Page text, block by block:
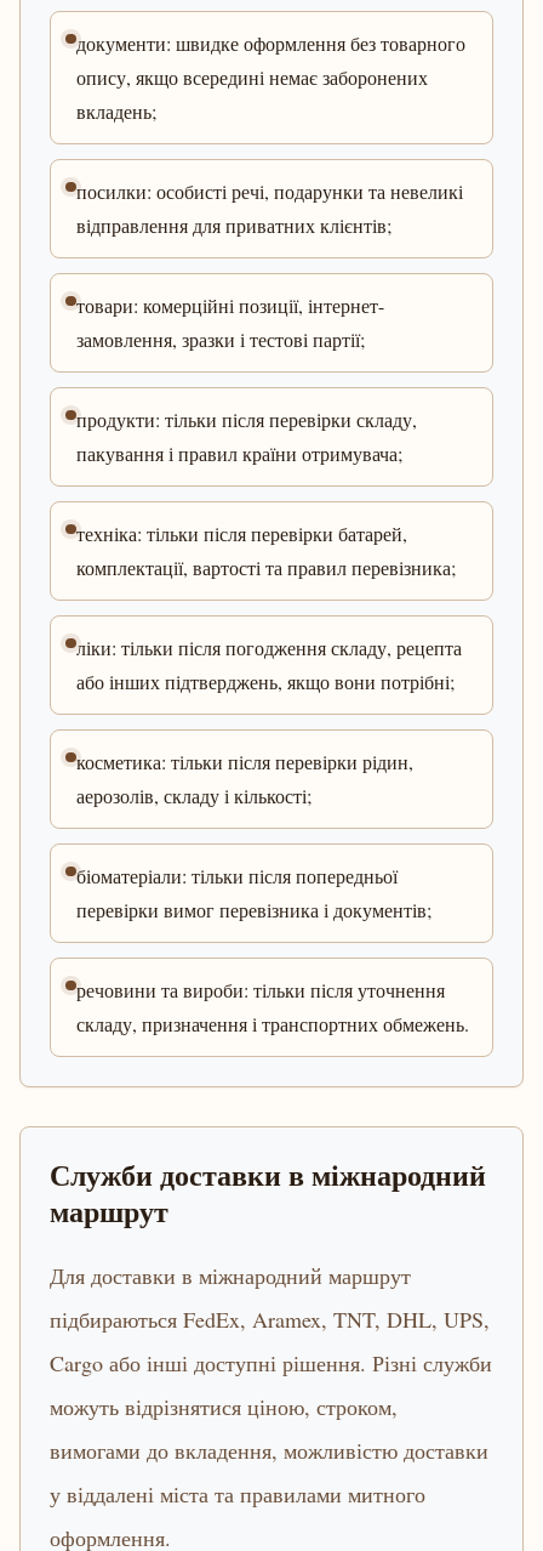
документи: швидке оформлення без товарного
опису, якщо всередині немає заборонених
вкладень;
посилки: особисті речі, подарунки та невеликі
відправлення для приватних клієнтів;
товари: комерційні позиції, інтернет-
замовлення, зразки і тестові партії;
продукти: тільки після перевірки складу,
пакування і правил країни отримувача;
техніка: тільки після перевірки батарей,
комплектації, вартості та правил перевізника;
ліки: тільки після погодження складу, рецепта
або інших підтверджень, якщо вони потрібні;
косметика: тільки після перевірки рідин,
аерозолів, складу і кількості;
біоматеріали: тільки після попередньої
перевірки вимог перевізника і документів;
речовини та вироби: тільки після уточнення
складу, призначення і транспортних обмежень.
Служби доставки в міжнародний
маршрут
Для доставки в міжнародний маршрут
підбираються FedEx, Aramex, TNT, DHL, UPS,
Cargo або інші доступні рішення. Різні служби
можуть відрізнятися ціною, строком,
вимогами до вкладення, можливістю доставки
у віддалені міста та правилами митного
оформлення.